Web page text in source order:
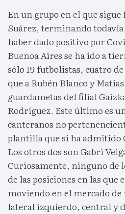
En un grupo en el que
Suárez, terminando
haber dado positivo por
Buenoa Aires se ha ido a
sólo 19 futbolistas, cuatro
que a Rubén Blanco y
guardametas del filial
Rodríguez. Este último es
canteranos no
plantilla que sí ha admitido
Los otros dos son Gabri
Curiosamente, ninguno de
de las posiciones en las que
moviendo en el mercado
lateral izquierdo, central y